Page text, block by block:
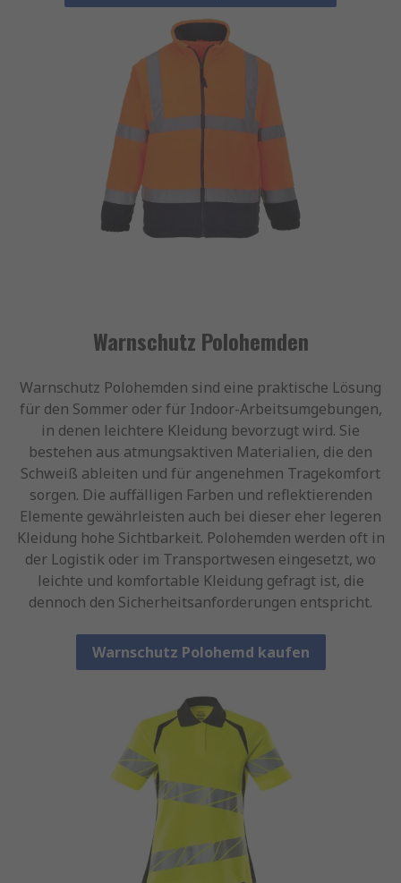
Warnschutz Polohemden
Warnschutz Polohemden sind eine praktische Lösung
für den Sommer oder für Indoor-Arbeitsumgebungen,
in denen leichtere Kleidung bevorzugt wird. Sie
bestehen aus atmungsaktiven Materialien, die den
Schweiß ableiten und für angenehmen Tragekomfort
sorgen. Die auffälligen Farben und reflektierenden
Elemente gewährleisten auch bei dieser eher legeren
Kleidung hohe Sichtbarkeit. Polohemden werden oft in
der Logistik oder im Transportwesen eingesetzt, wo
leichte und komfortable Kleidung gefragt ist, die
dennoch den Sicherheitsanforderungen entspricht.
Warnschutz Polohemd kaufen